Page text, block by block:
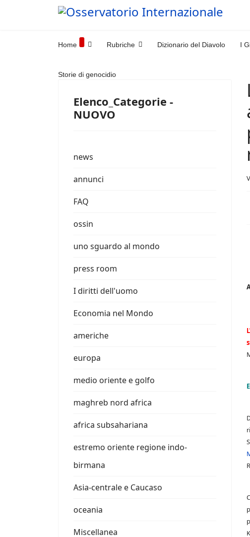
Home Rubriche Dizionario del Diavolo I
Storie di genocidio
Elenco_Categorie -
NUOVO
news
annunci
FAQ
ossin
uno sguardo al mondo
press room
I diritti dell'uomo
Economia nel Mondo
americhe
europa
medio oriente e golfo
maghreb nord africa
africa subsahariana
estremo oriente regione indo-
birmana
Asia-centrale e Caucaso
oceania
Miscellanea